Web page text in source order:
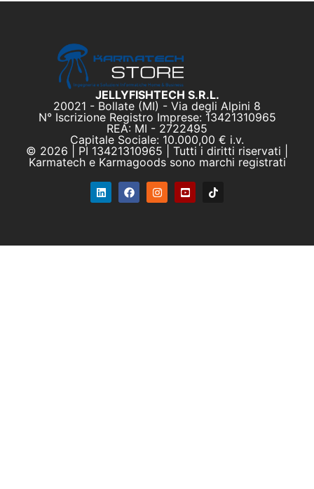
JELLYFISHTECH S.R.L.
20021 - Bollate (MI) - Via degli Alpini 8
N° Iscrizione Registro Imprese: 13421310965
REA: MI - 2722495
Capitale Sociale: 10.000,00 € i.v.
© 2026 | PI 13421310965 | Tutti i diritti riservati |
Karmatech e Karmagoods sono marchi registrati